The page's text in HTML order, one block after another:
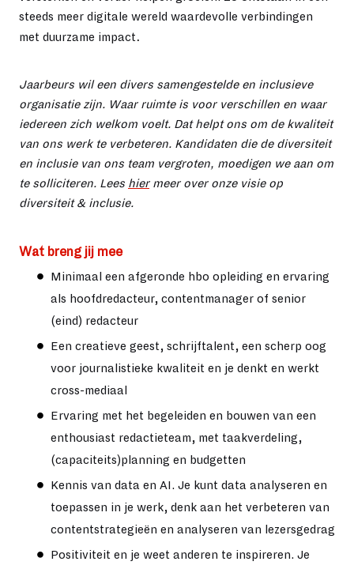
steeds meer digitale wereld waardevolle verbindingen
met duurzame impact.
Jaarbeurs wil een divers samengestelde en inclusieve
organisatie zijn. Waar ruimte is voor verschillen en waar
iedereen zich welkom voelt. Dat helpt ons om de kwaliteit
van ons werk te verbeteren. Kandidaten die de diversiteit
en inclusie van ons team vergroten, moedigen we aan om
te solliciteren. Lees hiermeer over onze visie op
diversiteit & inclusie.
Wat breng jij mee
Minimaal een afgeronde hbo opleiding en ervaring
als hoofdredacteur, contentmanager of senior
(eind) redacteur
Een creatieve geest, schrijftalent, een scherp oog
voor journalistieke kwaliteit en je denkt en werkt
cross-mediaal
Ervaring met het begeleiden en bouwen van een
enthousiast redactieteam, met taakverdeling,
(capaciteits)planning en budgetten
Kennis van data en AI. Je kunt data analyseren en
toepassen in je werk, denk aan het verbeteren van
contentstrategieën en analyseren van lezersgedrag
Positiviteit en je weet anderen te inspireren. Je